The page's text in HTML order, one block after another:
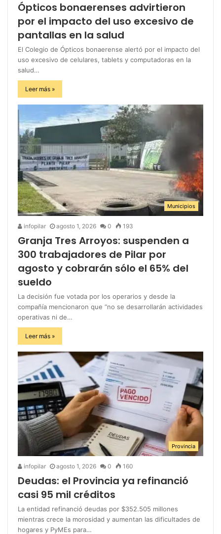
Ópticos bonaerenses advirtieron
por el impacto del uso excesivo de
pantallas en la salud
El Colegio de Ópticos bonaerense alertó por el impacto del
uso excesivo de celulares, tablets y computadoras en la
salud…
Leer más »
Municipios
infopilar agosto 1, 2026 0 193
Granja Tres Arroyos: suspenden a
300 trabajadores de Pilar por
agosto y cobrarán sólo el 65% del
sueldo
La decisión fue votada por los operarios y desde la
compañía mencionaron que “no se desarrollarán actividades
operativas ni de…
Leer más »
Provincia
infopilar agosto 1, 2026 0 160
Deudas: el Provincia ya refinanció
casi 95 mil créditos
La entidad refinanció deudas por $352.505 millones
mientras crece la morosidad y aumentan las dificultades de
hogares y PyMEs para…